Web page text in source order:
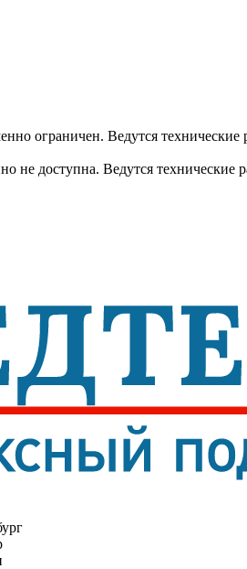
ограничен. Ведутся
не доступна. Ведутся